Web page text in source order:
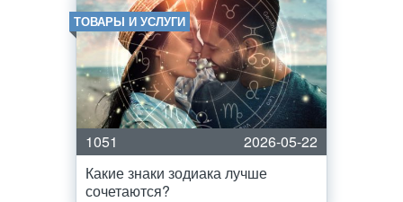
ТОВАРЫ И УСЛУГИ
1051
2026-05-22
Какие знаки зодиака лучше
сочетаются?